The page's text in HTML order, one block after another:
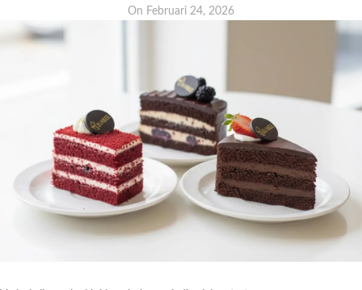
On Februari 24, 2026